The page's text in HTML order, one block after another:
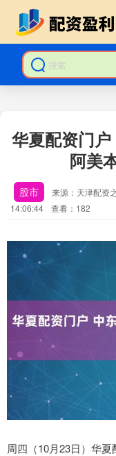
华夏配资门
阿美
股市 来源：天津配资
14:06:44
查看：182
周四（10月23日）华